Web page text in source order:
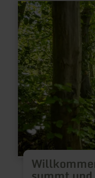
meer
informatie
over:
Willkommen
am
Wiesenrand
–
hier
summt
und
krabbelt
es